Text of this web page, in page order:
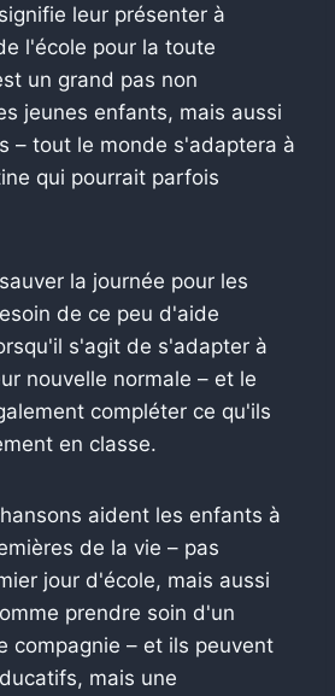
leur présenter à
l'école pour la toute
un grand pas non
jeunes enfants, mais aussi
– tout le monde s'adaptera à
qui pourrait parfois
la journée pour les
de ce peu d'aide
s'agit de s'adapter à
nouvelle normale – et le
compléter ce qu'ils
en classe.
aident les enfants à
de la vie – pas
jour d'école, mais aussi
prendre soin d'un
compagnie – et ils peuvent
mais une